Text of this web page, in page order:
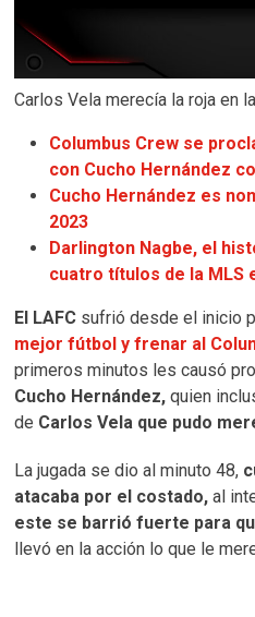
Carlos Vela merecía la roja en
Columbus Crew se
con Cucho Hernández
Cucho Hernández es
2023
Darlington Nagbe, el
cuatro títulos de la MLS
El LAFC sufrió desde el inicio
mejor fútbol y frenar al
primeros minutos les causó
Cucho Hernández, quien
de Carlos Vela que pudo
La jugada se dio al minuto 48,
atacaba por el costado, al
este se barrió fuerte para
llevó en la acción lo que le